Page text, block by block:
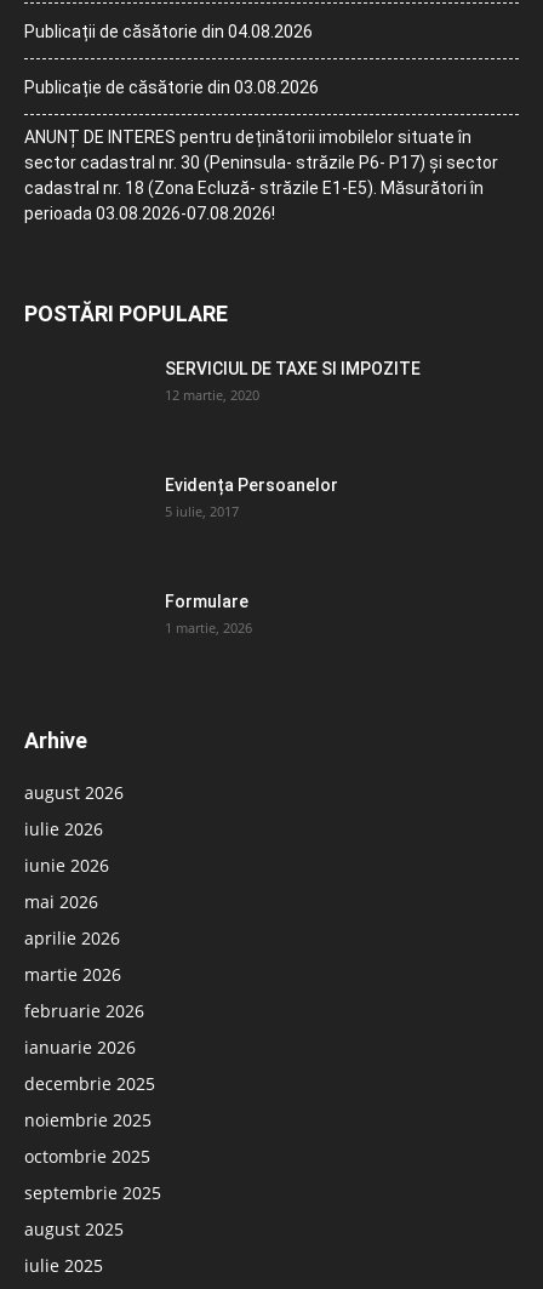
Publicații de căsătorie din 04.08.2026
Publicație de căsătorie din 03.08.2026
ANUNȚ DE INTERES pentru deținătorii imobilelor situate în
sector cadastral nr. 30 (Peninsula- străzile P6- P17) și sector
cadastral nr. 18 (Zona Ecluză- străzile E1-E5). Măsurători în
perioada 03.08.2026-07.08.2026!
POSTĂRI POPULARE
SERVICIUL DE TAXE SI IMPOZITE
12 martie, 2020
Evidența Persoanelor
5 iulie, 2017
Formulare
1 martie, 2026
Arhive
august 2026
iulie 2026
iunie 2026
mai 2026
aprilie 2026
martie 2026
februarie 2026
ianuarie 2026
decembrie 2025
noiembrie 2025
octombrie 2025
septembrie 2025
august 2025
iulie 2025